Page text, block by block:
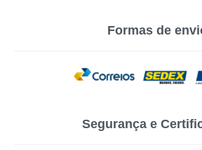
Formas de
Segurança e